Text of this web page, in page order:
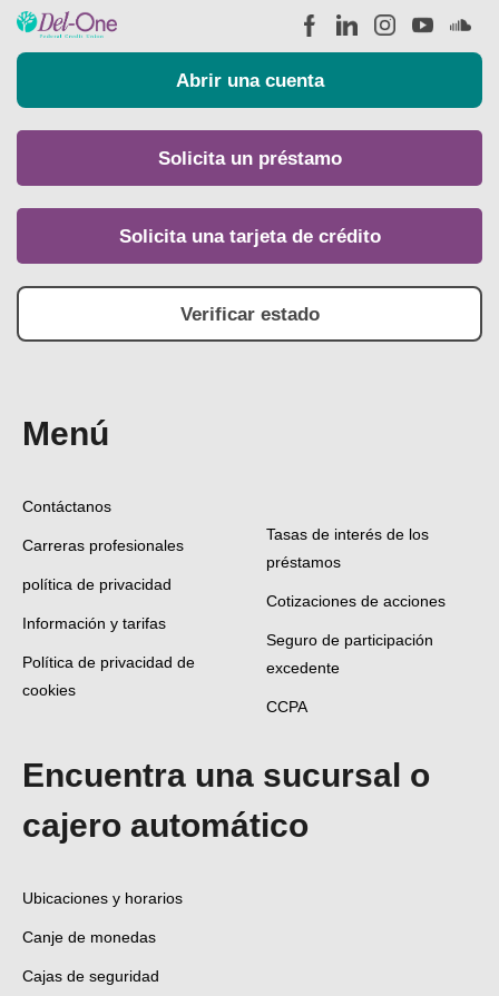
Abrir una cuenta
Solicita un préstamo
Solicita una tarjeta de crédito
Verificar estado
Menú
Contáctanos
Carreras profesionales
política de privacidad
Información y tarifas
Política de privacidad de
cookies
Tasas de interés de los
préstamos
Cotizaciones de acciones
Seguro de participación
excedente
CCPA
Encuentra una sucursal o
cajero automático
Ubicaciones y horarios
Canje de monedas
Cajas de seguridad